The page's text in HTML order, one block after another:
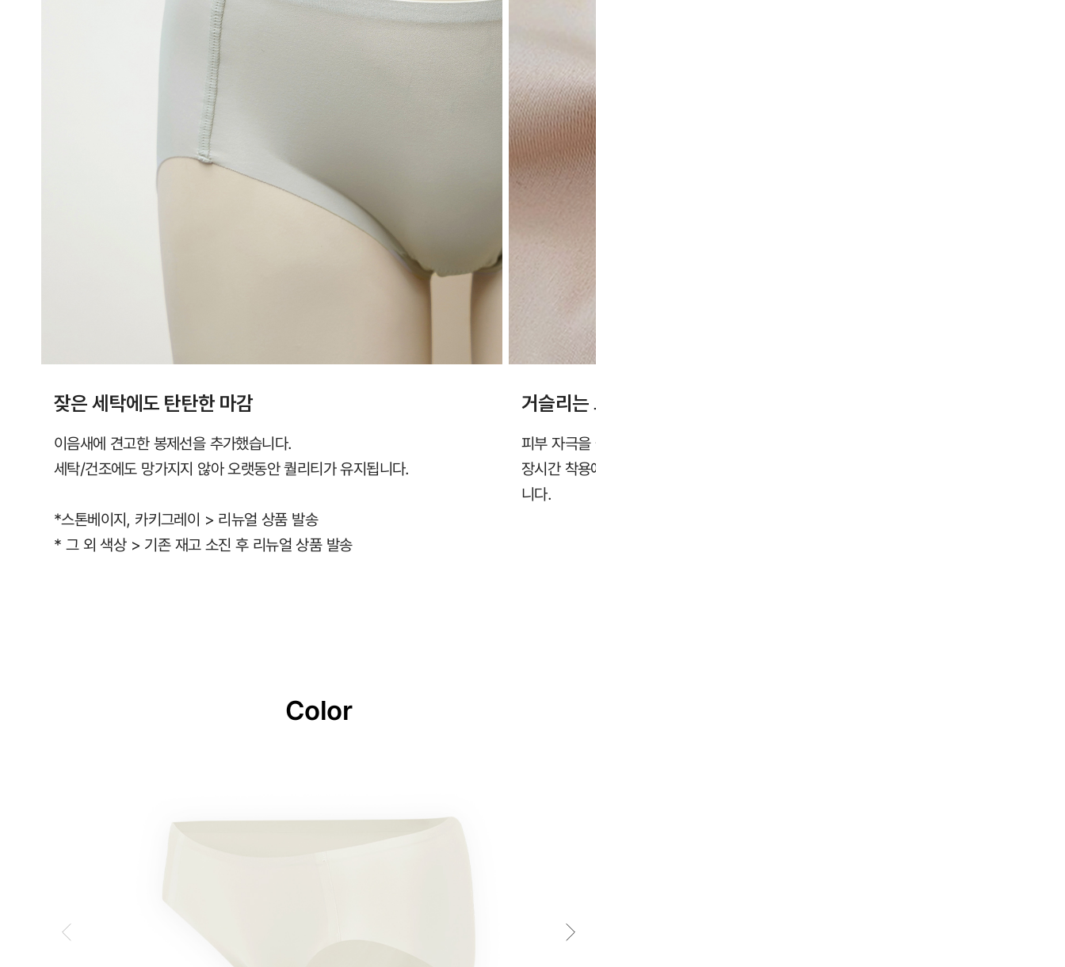
잦은 세탁에도 탄탄한 마감
이음새에 견고한 봉제선을 추가했습니다.
세탁/건조에도 망가지지 않아 오랫동안 퀄리티가 유지됩니다.
*스톤베이지, 카키그레이 > 리뉴얼 상품 발송
* 그 외 색상 > 기존 재고 소진 후 리뉴얼 상품 발송
거슬리는 느낌없이 부드러운 실
피부 자극을 줄이기 위해 부드럽고 신축성 좋은 실을 사용했습니다.
장시간 착용에도 봉제선이 피부를 자극하지 않아 편안한 착용감을 제공합
니다.
Color